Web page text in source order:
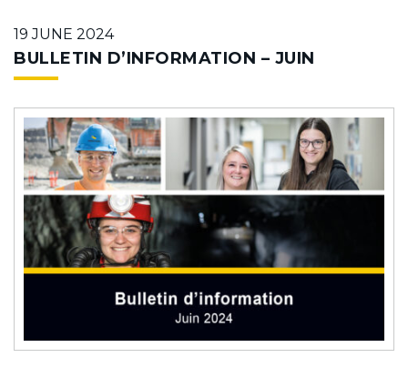
19 JUNE 2024
BULLETIN D’INFORMATION – JUIN